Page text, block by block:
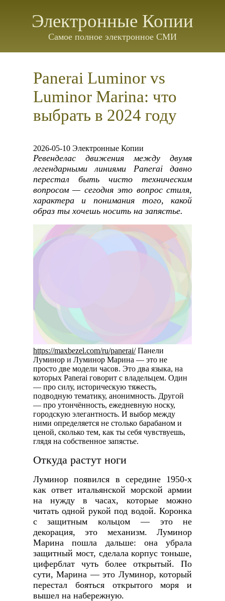
Электронные Копии
Самое полное электронное СМИ
Panerai Luminor vs
Luminor Marina: что
выбрать в 2024 году
2026-05-10 Электронные Копии
Ревенделас движения между двумя
легендарными линиями Panerai давно
перестал быть чисто техническим
вопросом — сегодня это вопрос стиля,
характера и понимания того, какой
образ ты хочешь носить на запястье.
https://maxbezel.com/ru/panerai/Панели
Луминор и Луминор Марина — это не
просто две модели часов. Это два языка, на
которых Panerai говорит с владельцем. Один
— про силу, историческую тяжесть,
подводную тематику, анонимность. Другой
— про утончённость, ежедневную носку,
городскую элегантность. И выбор между
ними определяется не столько барабаном и
ценой, сколько тем, как ты себя чувствуешь,
глядя на собственное запястье.
Откуда растут ноги
Луминор появился в середине 1950-х
как ответ итальянской морской армии
на нужду в часах, которые можно
читать одной рукой под водой. Коронка
с защитным кольцом — это не
декорация, это механизм. Луминор
Марина пошла дальше: она убрала
защитный мост, сделала корпус тоньше,
циферблат чуть более открытый. По
сути, Марина — это Луминор, который
перестал бояться открытого моря и
вышел на набережную.